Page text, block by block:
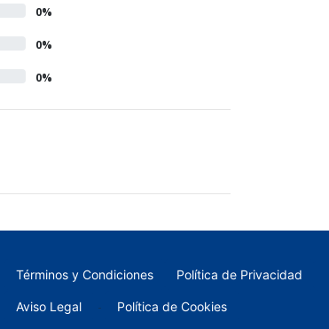
0%
0%
0%
Términos y Condiciones Política de Privacidad
Aviso Legal - Política de Cookies